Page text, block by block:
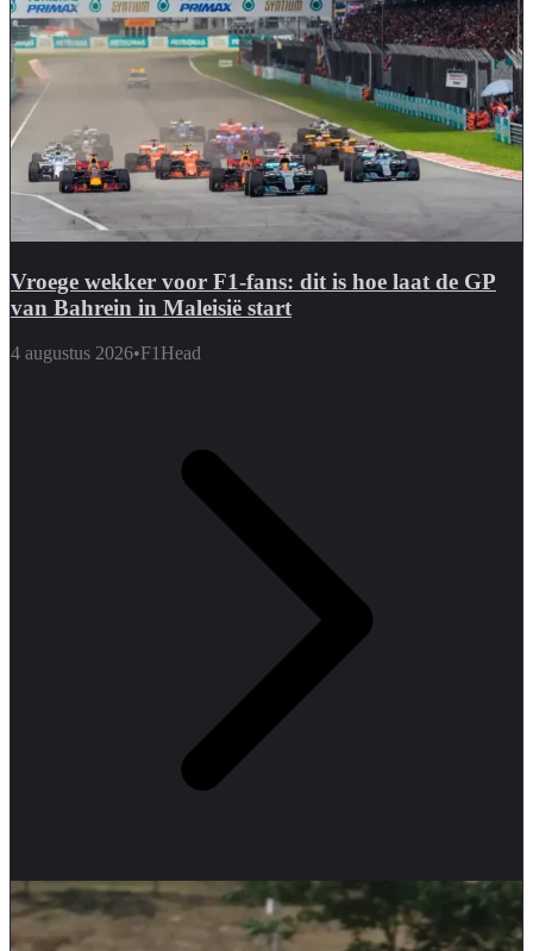
Vroege wekker voor F1-fans: dit is hoe laat de GP
van Bahrein in Maleisië start
4 augustus 2026•F1Head